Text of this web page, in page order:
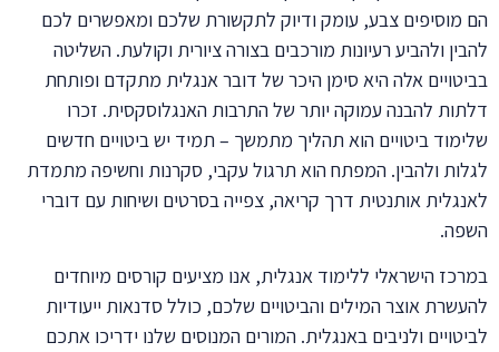
הם מוסיפים צבע, עומק ודיוק לתקשורת שלכם ומאפשרים לכם
להבין ולהביע רעיונות מורכבים בצורה ציורית וקולעת. השליטה
בביטויים אלה היא סימן היכר של דובר אנגלית מתקדם ופותחת
דלתות להבנה עמוקה יותר של התרבות האנגלוסקסית. זכרו
שלימוד ביטויים הוא תהליך מתמשך – תמיד יש ביטויים חדשים
לגלות ולהבין. המפתח הוא תרגול עקבי, סקרנות וחשיפה מתמדת
לאנגלית אותנטית דרך קריאה, צפייה בסרטים ושיחות עם דוברי
השפה.
במרכז הישראלי ללימוד אנגלית, אנו מציעים קורסים מיוחדים
להעשרת אוצר המילים והביטויים שלכם, כולל סדנאות ייעודיות
לביטויים ולניבים באנגלית. המורים המנוסים שלנו ידריכו אתכם